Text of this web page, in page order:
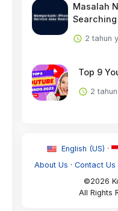
Masalah
Searching
2 tahun
Top 9
2
English (US) ·
About Us · Contact Us
©2026
All Rights